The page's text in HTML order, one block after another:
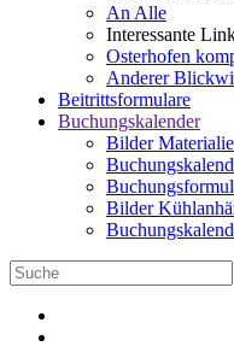
An Alle
Interessante
Osterhofen
Anderer
Beitrittsformulare
Buchungskalender
Bilder
Bilder